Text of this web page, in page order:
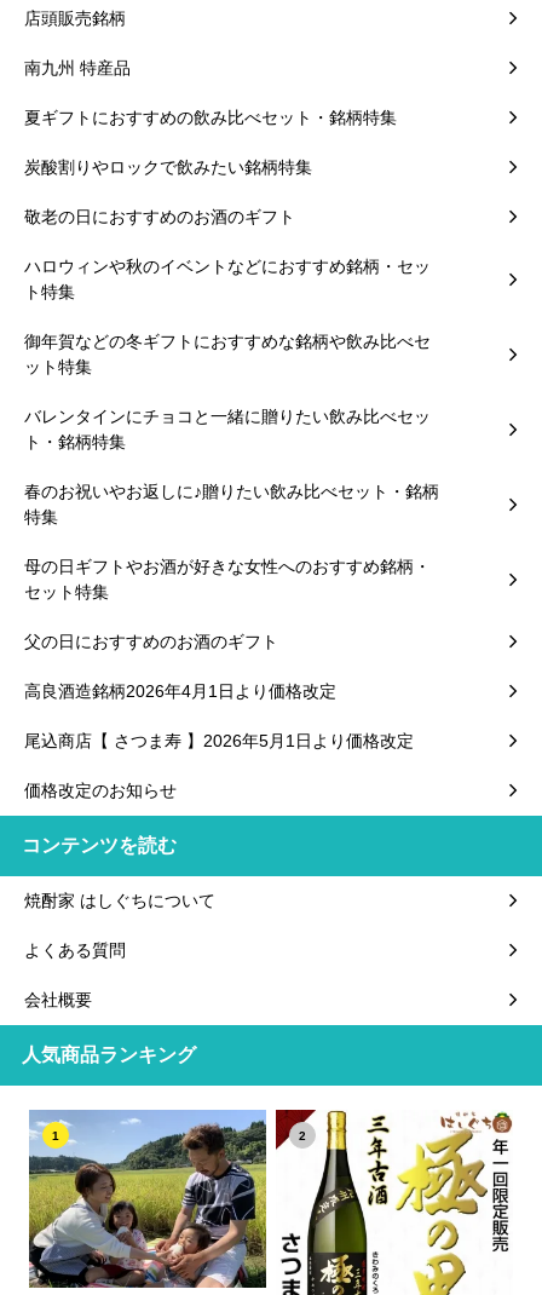
店頭販売銘柄
南九州 特産品
夏ギフトにおすすめの飲み比べセット・銘柄特集
炭酸割りやロックで飲みたい銘柄特集
敬老の日におすすめのお酒のギフト
ハロウィンや秋のイベントなどにおすすめ銘柄・セッ
ト特集
御年賀などの冬ギフトにおすすめな銘柄や飲み比べセ
ット特集
バレンタインにチョコと一緒に贈りたい飲み比べセッ
ト・銘柄特集
春のお祝いやお返しに♪贈りたい飲み比べセット・銘柄
特集
母の日ギフトやお酒が好きな女性へのおすすめ銘柄・
セット特集
父の日におすすめのお酒のギフト
高良酒造銘柄2026年4月1日より価格改定
尾込商店【 さつま寿 】2026年5月1日より価格改定
価格改定のお知らせ
コンテンツを読む
焼酎家 はしぐちについて
よくある質問
会社概要
人気商品ランキング
1 2